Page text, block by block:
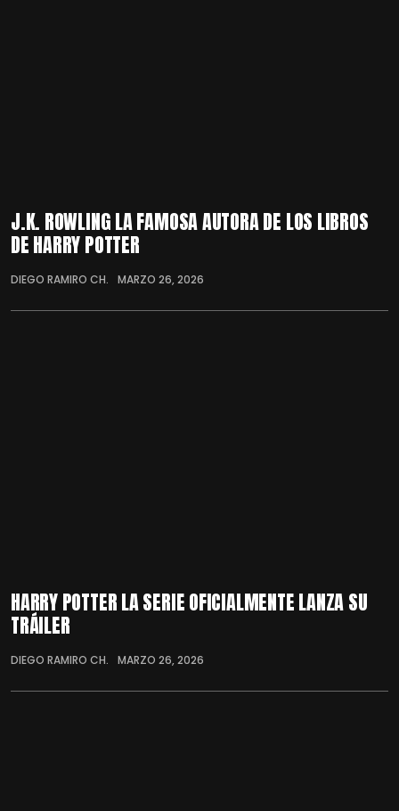
J.K. ROWLING LA FAMOSA AUTORA DE LOS LIBROS
DE HARRY POTTER
DIEGO RAMIRO CH. MARZO 26, 2026
HARRY POTTER LA SERIE OFICIALMENTE LANZA SU
TRÁILER
DIEGO RAMIRO CH. MARZO 26, 2026